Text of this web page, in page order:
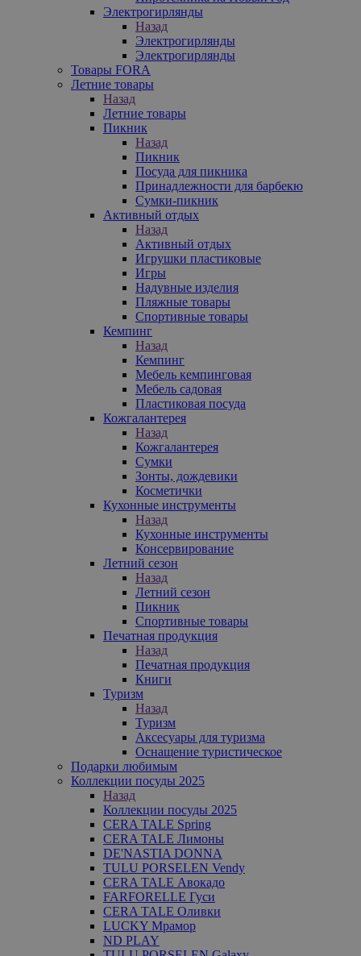
Электрогирлянды
Назад
Электрогирлянды
Электрогирлянды
Товары FORA
Летние товары
Назад
Летние товары
Пикник
Назад
Пикник
Посуда для пикника
Принадлежности для барбекю
Сумки-пикник
Активный отдых
Назад
Активный отдых
Игрушки пластиковые
Игры
Надувные изделия
Пляжные товары
Спортивные товары
Кемпинг
Назад
Кемпинг
Мебель кемпинговая
Мебель садовая
Пластиковая посуда
Кожгалантерея
Назад
Кожгалантерея
Сумки
Зонты, дождевики
Косметички
Кухонные инструменты
Назад
Кухонные инструменты
Консервирование
Летний сезон
Назад
Летний сезон
Пикник
Спортивные товары
Печатная продукция
Назад
Печатная продукция
Книги
Туризм
Назад
Туризм
Аксесуары для туризма
Оснащение туристическое
Подарки любимым
Коллекции посуды 2025
Назад
Коллекции посуды 2025
CERA TALE Spring
CERA TALE Лимоны
DE'NASTIA DONNA
TULU PORSELEN Vendy
CERA TALE Авокадо
FARFORELLE Гуси
CERA TALE Оливки
LUCKY Мрамор
ND PLAY